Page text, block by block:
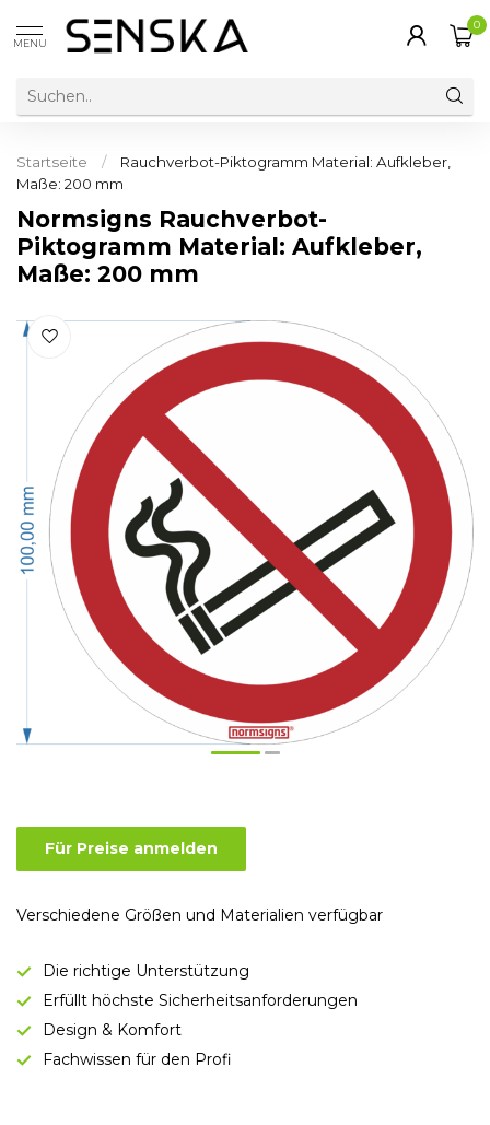
MENU
0
Startseite /
Rauchverbot-Piktogramm Material: Aufkleber,
Maße: 200 mm
Normsigns Rauchverbot-
Piktogramm Material: Aufkleber,
Maße: 200 mm
Für Preise anmelden
Verschiedene Größen und Materialien verfügbar
Die richtige Unterstützung
Erfüllt höchste Sicherheitsanforderungen
Design & Komfort
Fachwissen für den Profi